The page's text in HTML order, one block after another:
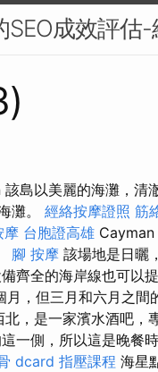
成效評估
島以美麗的海灘，清
灘。 經絡按摩證照 筋
摩 台胞證高雄 Cayman
腳 按摩 該場地是日曬
齊全的海岸線也可以
，但三月和六月之間
，是一家濱水酒吧，
一側，所以這是晚餐
dcard 指壓課程 海星